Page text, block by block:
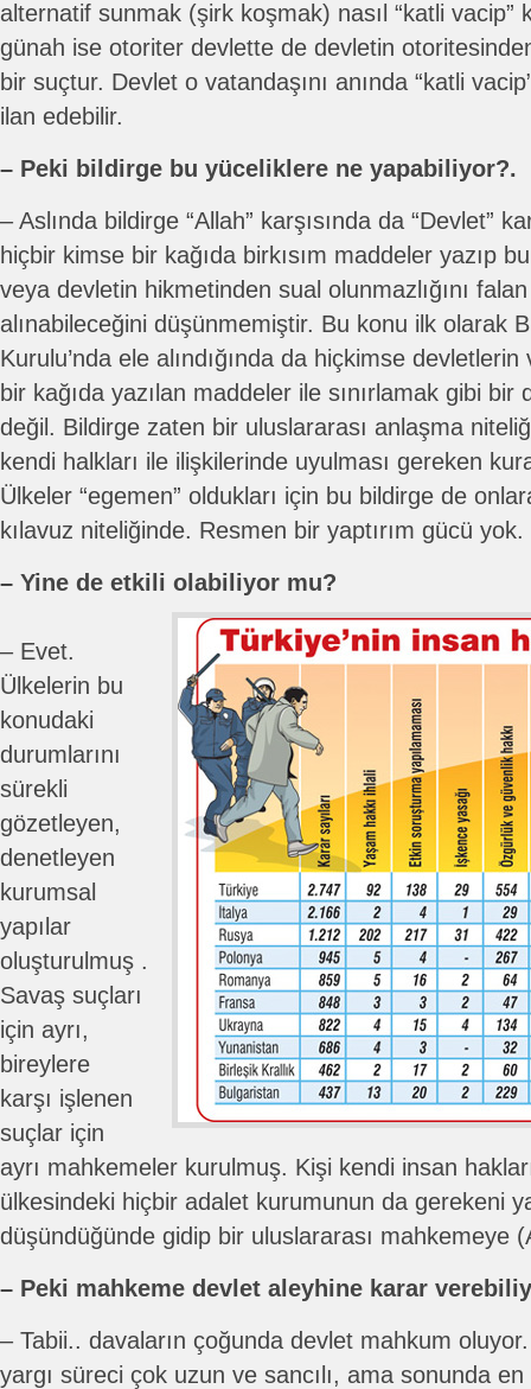
alternatif sunmak (şirk koşmak) nasıl “katli vacip”
günah ise otoriter devlette de devletin
bir suçtur. Devlet o vatandaşını anında “katli
ilan edebilir.
– Peki bildirge bu yüceliklere ne yapabiliyor?.
– Aslında bildirge “Allah” karşısında da “Devlet”
hiçbir kimse bir kağıda birkısım maddeler yazıp
veya devletin hikmetinden sual olunmazlığını
alınabileceğini düşünmemiştir. Bu konu ilk olarak
Kurulu’nda ele alındığında da hiçkimse
bir kağıda yazılan maddeler ile sınırlamak gibi
değil. Bildirge zaten bir uluslararası anlaşma
kendi halkları ile ilişkilerinde uyulması gereken
Ülkeler “egemen” oldukları için bu bildirge de
kılavuz niteliğinde. Resmen bir yaptırım gücü yok.
– Yine de etkili olabiliyor mu?
– Evet.
Ülkelerin bu
konudaki
durumlarını
sürekli
gözetleyen,
denetleyen
kurumsal
yapılar
oluşturulmuş .
Savaş suçları
için ayrı,
bireylere
karşı işlenen
suçlar için
ayrı mahkemeler kurulmuş. Kişi kendi insan
ülkesindeki hiçbir adalet kurumunun da gerekeni
düşündüğünde gidip bir uluslararası mahkemeye
– Peki mahkeme devlet aleyhine karar
– Tabii.. davaların çoğunda devlet mahkum
yargı süreci çok uzun ve sancılı, ama sonunda